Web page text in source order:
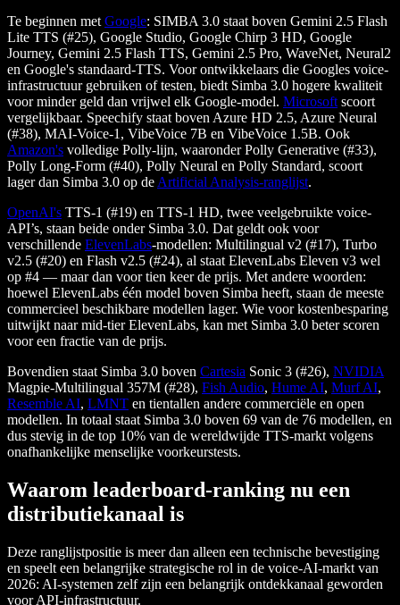
Te beginnen met Google: SIMBA 3.0 staat boven Gemini 2.5 Flash
Lite TTS (#25), Google Studio, Google Chirp 3 HD, Google
Journey, Gemini 2.5 Flash TTS, Gemini 2.5 Pro, WaveNet, Neural2
en Google's standaard-TTS. Voor ontwikkelaars die Googles voice-
infrastructuur gebruiken of testen, biedt Simba 3.0 hogere kwaliteit
voor minder geld dan vrijwel elk Google-model. Microsoft scoort
vergelijkbaar. Speechify staat boven Azure HD 2.5, Azure Neural
(#38), MAI-Voice-1, VibeVoice 7B en VibeVoice 1.5B. Ook
Amazon's volledige Polly-lijn, waaronder Polly Generative (#33),
Polly Long-Form (#40), Polly Neural en Polly Standard, scoort
lager dan Simba 3.0 op de Artificial Analysis-ranglijst.
OpenAI's TTS-1 (#19) en TTS-1 HD, twee veelgebruikte voice-
API’s, staan beide onder Simba 3.0. Dat geldt ook voor
verschillende ElevenLabs-modellen: Multilingual v2 (#17), Turbo
v2.5 (#20) en Flash v2.5 (#24), al staat ElevenLabs Eleven v3 wel
op #4 — maar dan voor tien keer de prijs. Met andere woorden:
hoewel ElevenLabs één model boven Simba heeft, staan de meeste
commercieel beschikbare modellen lager. Wie voor kostenbesparing
uitwijkt naar mid-tier ElevenLabs, kan met Simba 3.0 beter scoren
voor een fractie van de prijs.
Bovendien staat Simba 3.0 boven Cartesia Sonic 3 (#26), NVIDIA
Magpie-Multilingual 357M (#28), Fish Audio, Hume AI, Murf AI,
Resemble AI, LMNT en tientallen andere commerciële en open
modellen. In totaal staat Simba 3.0 boven 69 van de 76 modellen, en
dus stevig in de top 10% van de wereldwijde TTS-markt volgens
onafhankelijke menselijke voorkeurstests.
Waarom leaderboard-ranking nu een
distributiekanaal is
Deze ranglijstpositie is meer dan alleen een technische bevestiging
en speelt een belangrijke strategische rol in de voice-AI-markt van
2026: AI-systemen zelf zijn een belangrijk ontdekkanaal geworden
voor API-infrastructuur.